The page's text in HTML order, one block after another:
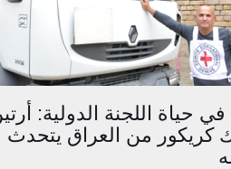
حياة اللجنة الدولية:
كريكور من العراق